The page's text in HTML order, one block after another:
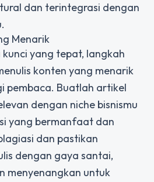
dan terintegrasi dengan
Menarik
yang tepat, langkah
konten yang menarik
pembaca. Buatlah artikel
dengan niche bisnismu
yang bermanfaat dan
dan pastikan
dengan gaya santai,
menyenangkan untuk